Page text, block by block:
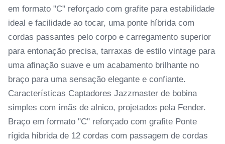
em formato "C" reforçado com grafite para estabilidade
ideal e facilidade ao tocar, uma ponte híbrida com
cordas passantes pelo corpo e carregamento superior
para entonação precisa, tarraxas de estilo vintage para
uma afinação suave e um acabamento brilhante no
braço para uma sensação elegante e confiante.
Características Captadores Jazzmaster de bobina
simples com ímãs de alnico, projetados pela Fender.
Braço em formato "C" reforçado com grafite Ponte
rígida híbrida de 12 cordas com passagem de cordas